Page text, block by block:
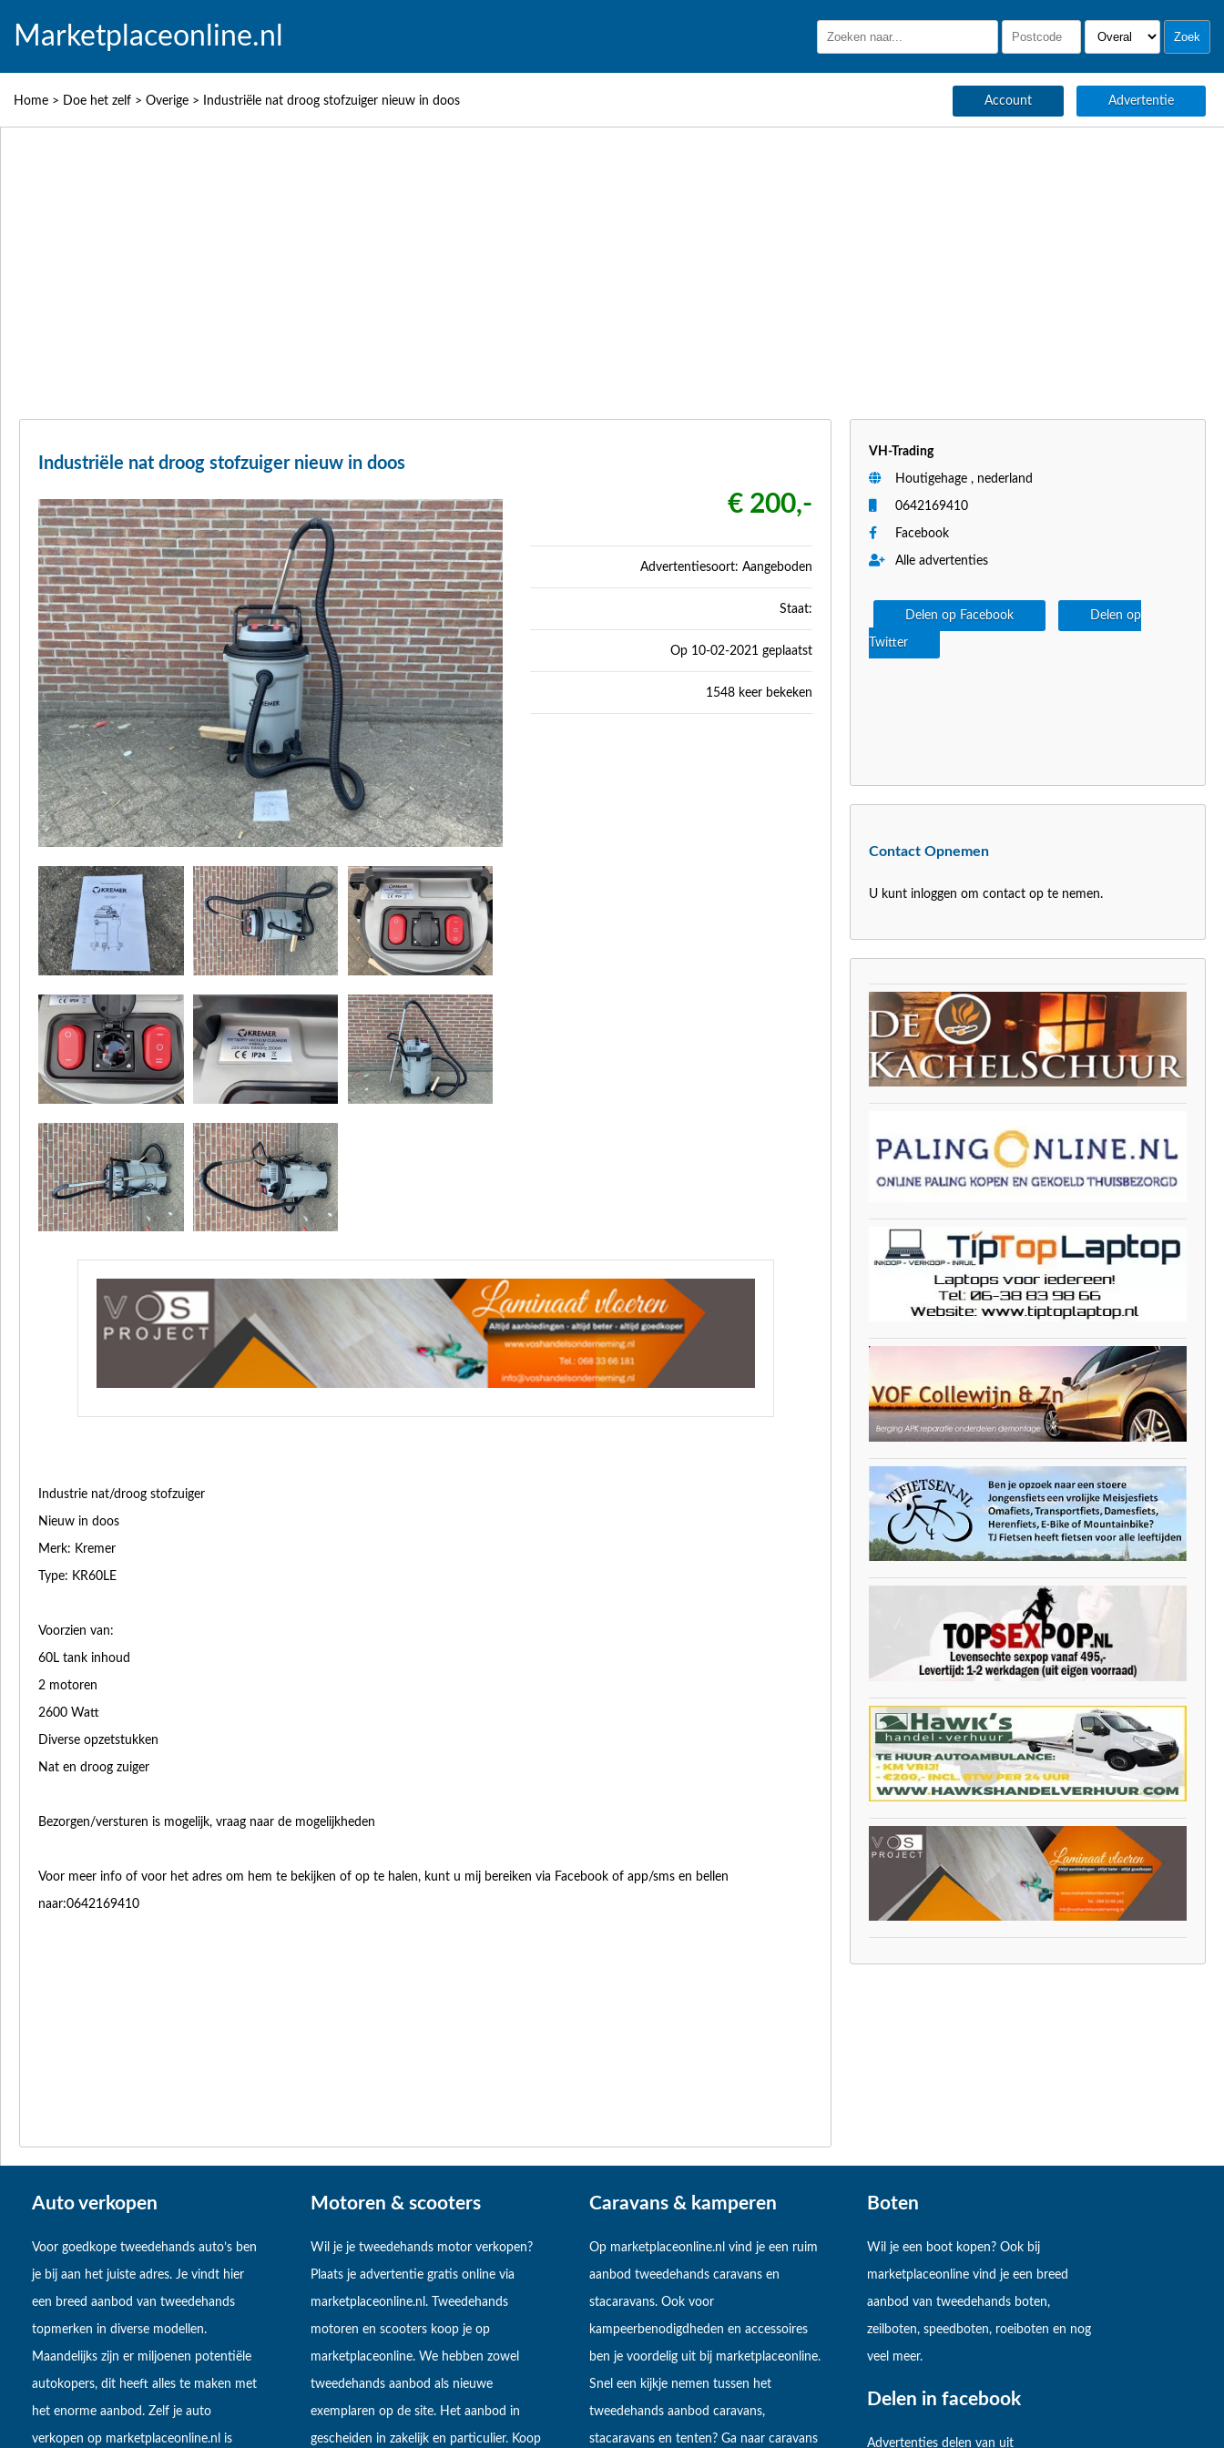
Marketplaceonline.nl
Home > Doe het zelf > Overige > Industriële nat droog stofzuiger nieuw in doos Account Advertentie
Industriële nat droog stofzuiger nieuw in doos
€ 200,-
Advertentiesoort: Aangeboden
Staat:
Op 10-02-2021 geplaatst
1548 keer bekeken
Industrie nat/droog stofzuiger
Nieuw in doos
Merk: Kremer
Type: KR60LE
Voorzien van:
60L tank inhoud
2 motoren
2600 Watt
Diverse opzetstukken
Nat en droog zuiger
Bezorgen/versturen is mogelijk, vraag naar de mogelijkheden
Voor meer info of voor het adres om hem te bekijken of op te halen, kunt u mij bereiken via Facebook of app/sms en bellen
naar:0642169410
VH-Trading
Houtigehage , nederland
0642169410
Facebook
Alle advertenties
Delen op Facebook Delen op
Twitter
Contact Opnemen
U kunt inloggen om contact op te nemen.
Auto verkopen
Voor goedkope tweedehands auto’s ben
je bij aan het juiste adres. Je vindt hier
een breed aanbod van tweedehands
topmerken in diverse modellen.
Maandelijks zijn er miljoenen potentiële
autokopers, dit heeft alles te maken met
het enorme aanbod. Zelf je auto
verkopen op marketplaceonline.nl is
Motoren & scooters
Wil je je tweedehands motor verkopen?
Plaats je advertentie gratis online via
marketplaceonline.nl. Tweedehands
motoren en scooters koop je op
marketplaceonline. We hebben zowel
tweedehands aanbod als nieuwe
exemplaren op de site. Het aanbod in
gescheiden in zakelijk en particulier. Koop
Caravans & kamperen
Op marketplaceonline.nl vind je een ruim
aanbod tweedehands caravans en
stacaravans. Ook voor
kampeerbenodigdheden en accessoires
ben je voordelig uit bij marketplaceonline.
Snel een kijkje nemen tussen het
tweedehands aanbod caravans,
stacaravans en tenten? Ga naar caravans
Boten
Wil je een boot kopen? Ook bij
marketplaceonline vind je een breed
aanbod van tweedehands boten,
zeilboten, speedboten, roeiboten en nog
veel meer.
Delen in facebook
Advertenties delen van uit